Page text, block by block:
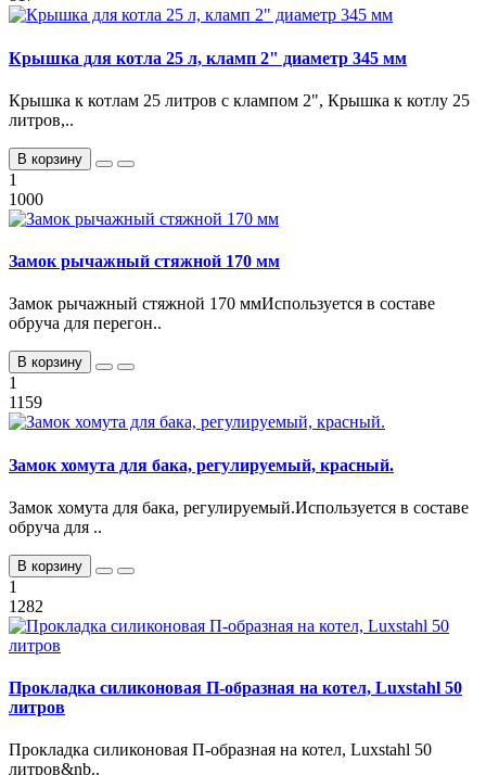
Крышка для котла 25 л, кламп 2" диаметр 345 мм
Крышка к котлам 25 литров с клампом 2", Крышка к котлу 25
литров,..
В корзину
1
1000
Замок рычажный стяжной 170 мм
Замок рычажный стяжной 170 ммИспользуется в составе
обруча для перегон..
В корзину
1
1159
Замок хомута для бака, регулируемый, красный.
Замок хомута для бака, регулируемый.Используется в составе
обруча для ..
В корзину
1
1282
Прокладка силиконовая П-образная на котел, Luxstahl 50
литров
Прокладка силиконовая П-образная на котел, Luxstahl 50
литров&nb..